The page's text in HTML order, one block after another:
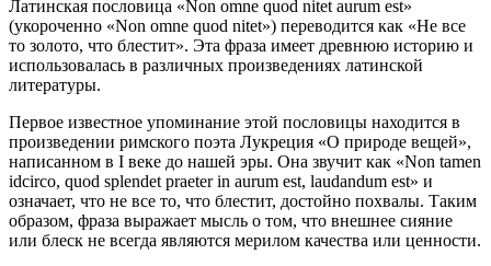
Латинская пословица «Non omne quod nitet aurum est»
(укороченно «Non omne quod nitet») переводится как «Не все
то золото, что блестит». Эта фраза имеет древнюю историю и
использовалась в различных произведениях латинской
литературы.
Первое известное упоминание этой пословицы находится в
произведении римского поэта Лукреция «О природе вещей»,
написанном в I веке до нашей эры. Она звучит как «Non tamen
idcirco, quod splendet praeter in aurum est, laudandum est» и
означает, что не все то, что блестит, достойно похвалы. Таким
образом, фраза выражает мысль о том, что внешнее сияние
или блеск не всегда являются мерилом качества или ценности.